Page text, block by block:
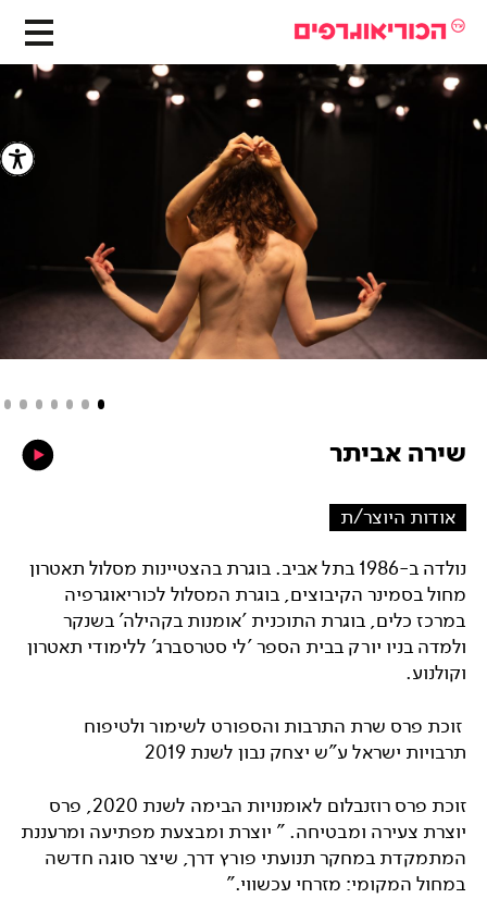
שירה אביתר
אודות היוצר/ת
נולדה ב-1986 בתל אביב. בוגרת בהצטיינות מסלול תאטרון
מחול בסמינר הקיבוצים, בוגרת המסלול לכוריאוגרפיה
במרכז כלים, בוגרת התוכנית 'אומנות בקהילה' בשנקר
ולמדה בניו יורק בבית הספר 'לי סטרסברג' ללימודי תאטרון
וקולנוע.
זוכת פרס שרת התרבות והספורט לשימור ולטיפוח
תרבויות ישראל ע"ש יצחק נבון לשנת 2019
זוכת פרס רוזנבלום לאומנויות הבימה לשנת 2020, פרס
יוצרת צעירה ומבטיחה. " יוצרת ומבצעת מפתיעה ומרעננת
המתמקדת במחקר תנועתי פורץ דרך, שיצר סוגה חדשה
במחול המקומי: מזרחי עכשווי."